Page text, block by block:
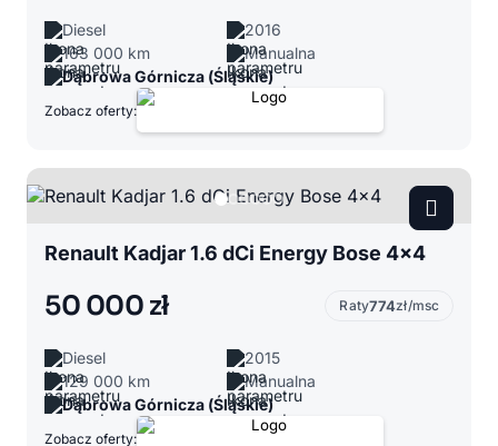
Diesel
2016
163 000 km
Manualna
Dąbrowa Górnicza (Śląskie)
Zobacz oferty:
Renault Kadjar 1.6 dCi Energy Bose 4x4
50 000 zł Raty774zł/msc
Diesel
2015
129 000 km
Manualna
Dąbrowa Górnicza (Śląskie)
Zobacz oferty: